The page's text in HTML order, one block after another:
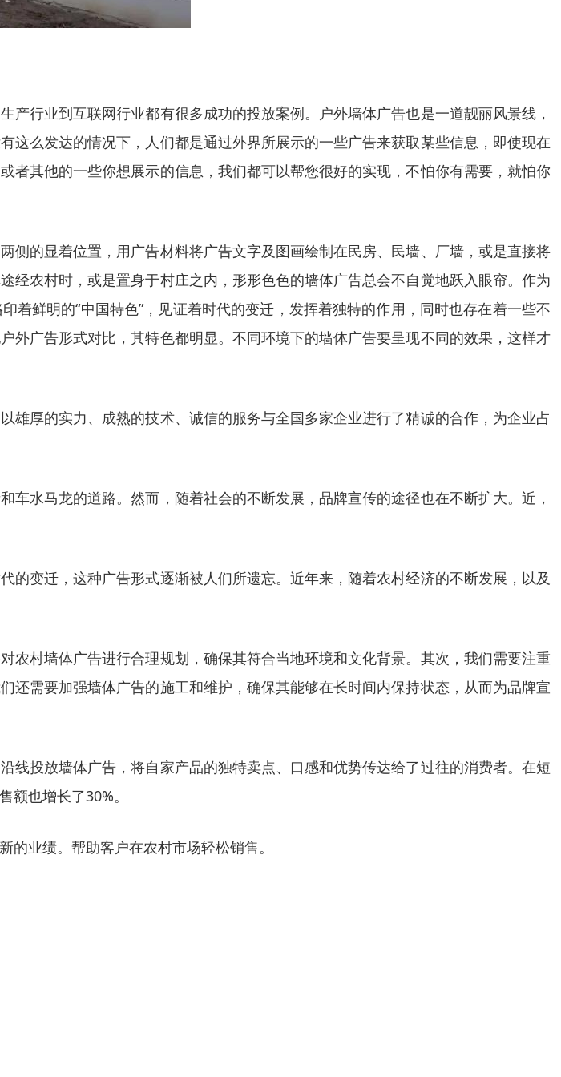
行业到互联网行业都有很多成功的投放案例。户外墙体广告也是一道靓丽风景线，
么发达的情况下，人们都是通过外界所展示的一些广告来获取某些信息，即使现在
其他的一些你想展示的信息，我们都可以帮您很好的实现，不怕你有需要，就怕你
的显着位置，用广告材料将广告文字及图画绘制在民房、民墙、厂墙，或是直接将
农村时，或是置身于村庄之内，形形色色的墙体广告总会不自觉地跃入眼帘。作为
鲜明的“中国特色”，见证着时代的变迁，发挥着独特的作用，同时也存在着一些不
广告形式对比，其特色都明显。不同环境下的墙体广告要呈现不同的效果，这样才
厚的实力、成熟的技术、诚信的服务与全国多家企业进行了精诚的合作，为企业占
水马龙的道路。然而，随着社会的不断发展，品牌宣传的途径也在不断扩大。近，
变迁，这种广告形式逐渐被人们所遗忘。近年来，随着农村经济的不断发展，以及
村墙体广告进行合理规划，确保其符合当地环境和文化背景。其次，我们需要注重
需要加强墙体广告的施工和维护，确保其能够在长时间内保持状态，从而为品牌宣
投放墙体广告，将自家产品的独特卖点、口感和优势传达给了过往的消费者。在短
也增长了30%。
业绩。帮助客户在农村市场轻松销售。